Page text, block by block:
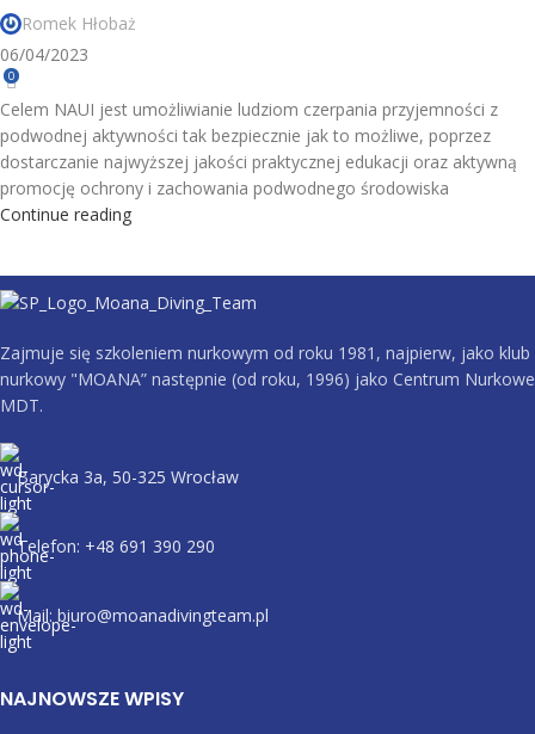
Romek Hłobaż
06/04/2023
0
Celem NAUI jest umożliwianie ludziom czerpania przyjemności z
podwodnej aktywności tak bezpiecznie jak to możliwe, poprzez
dostarczanie najwyższej jakości praktycznej edukacji oraz aktywną
promocję ochrony i zachowania podwodnego środowiska
Continue reading
Zajmuje się szkoleniem nurkowym od roku 1981, najpierw, jako klub
nurkowy "MOANA” następnie (od roku, 1996) jako Centrum Nurkowe
MDT.
Barycka 3a, 50-325 Wrocław
Telefon: +48 691 390 290
Mail: biuro@moanadivingteam.pl
NAJNOWSZE WPISY